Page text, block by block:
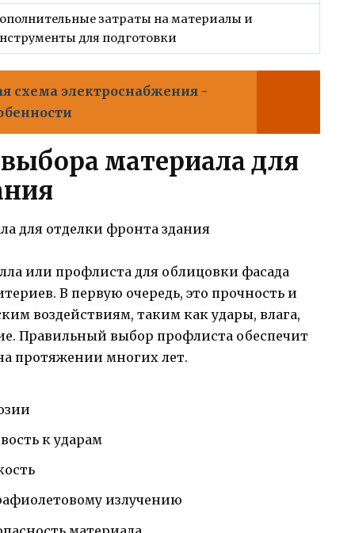
затраты на материалы и
для подготовки
схема электроснабжения -
материала для
или профлиста для облицовки фасада
В первую очередь, это прочность и
воздействиям, таким как удары, влага,
Правильный выбор профлиста обеспечит
протяжении многих лет.
к ударам
излучению